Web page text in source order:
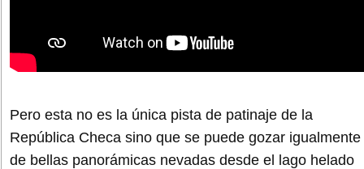
Pero esta no es la única pista de patinaje de la
República Checa sino que se puede gozar igualmente
de bellas panorámicas nevadas desde el lago helado